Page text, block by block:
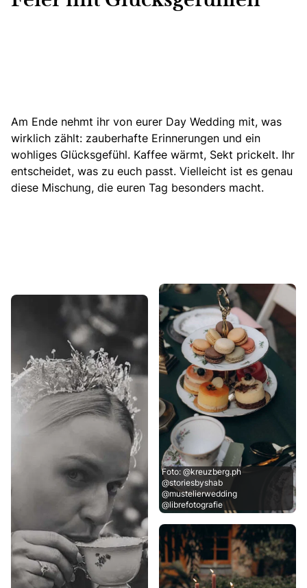
Am Ende nehmt ihr von eurer Day Wedding mit, was
wirklich zählt: zauberhafte Erinnerungen und ein
wohliges Glücksgefühl. Kaffee wärmt, Sekt prickelt. Ihr
entscheidet, was zu euch passt. Vielleicht ist es genau
diese Mischung, die euren Tag besonders macht.
Foto: @kreuzberg.ph
@storiesbyshab
@mustelierwedding
@librefotografie